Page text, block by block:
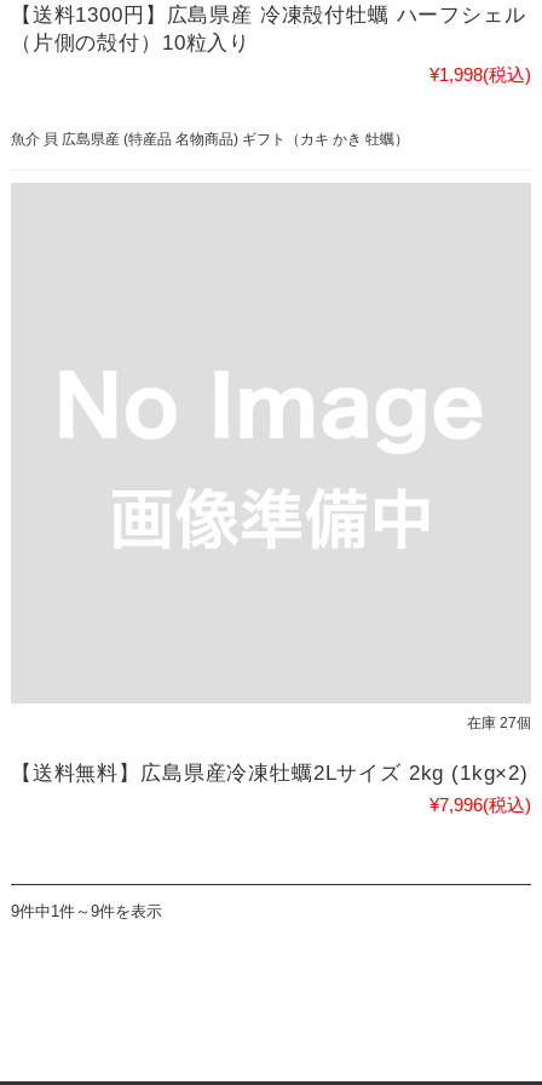
【送料1300円】広島県産 冷凍殻付牡蠣 ハーフシェル
（片側の殻付）10粒入り
¥1,998(税込)
魚介 貝 広島県産 (特産品 名物商品) ギフト（カキ かき 牡蠣）
在庫 27個
【送料無料】広島県産冷凍牡蠣2Lサイズ 2kg (1kg×2)
¥7,996(税込)
9件中1件～9件を表示